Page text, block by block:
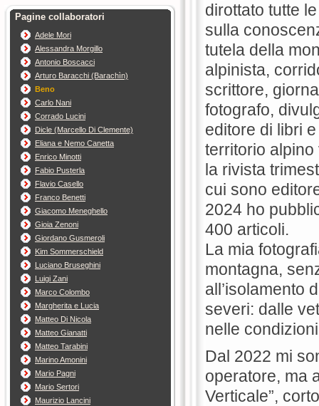
Pagine collaboratori
Adele Mori
Alessandra Morgillo
Antonio Boscacci
Arturo Baracchi (Barachìn)
Beno
Carlo Nani
Corrado Lucini
Dicle (Marcello Di Clemente)
Eliana e Nemo Canetta
Enrico Minotti
Fabio Pusterla
Flavio Casello
Franco Benetti
Giacomo Meneghello
Gioia Zenoni
Giordano Gusmeroli
Kim Sommerschield
Luciano Bruseghini
Luigi Zani
Marco Colombo
Margherita e Lucia
Matteo Di Nicola
Matteo Gianatti
Matteo Tarabini
Marino Amonini
Mario Pagni
Mario Sertori
Maurizio Lancini
dirottato tutte
sulla
tutela della
alpinista,
scrittore,
fotografo,
editore di libri
territorio
la rivista
cui sono
2024 ho
400 articoli.
La mia
montagna,
all’isolamento
severi: dalle
nelle
Dal 2022 mi
operatore, ma
Verticale”,